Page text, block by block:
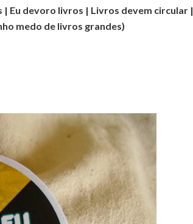
Eu devoro livros | Livros devem circular |
medo de livros grandes)